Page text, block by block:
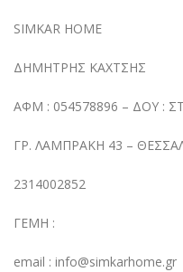
SIMKAR HOME
ΔΗΜΗΤΡΗΣ ΚΑΧΤΣΗΣ
ΑΦΜ : 054578896 – ΔΟΥ :
ΓΡ. ΛΑΜΠΡΑΚΗ 43 –
2314002852
ΓΕΜΗ :
email : info@simkarhome.gr